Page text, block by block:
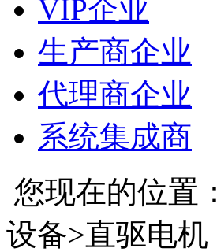
VIP企业
生产商企业
代理商企业
系统集成商
您现在的位置：
设备>直驱电机